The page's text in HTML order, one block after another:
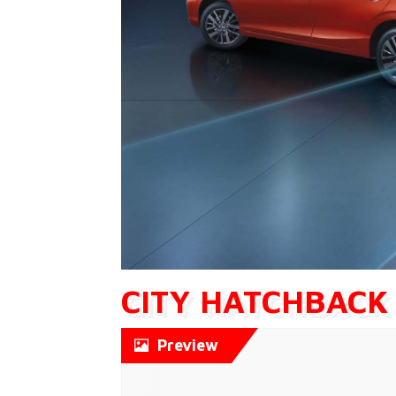
CITY HATCHBACK
Preview